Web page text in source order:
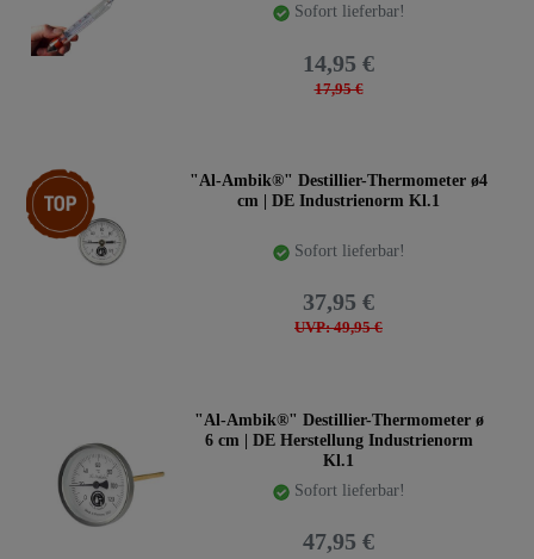
Sofort lieferbar!
17,95 €
14,95 €
Top-Artikel
"Al-Ambik®" Destillier-Thermometer ø4
cm | DE Industrienorm Kl.1
Sofort lieferbar!
UVP: 49,95 €
37,95 €
"Al-Ambik®" Destillier-Thermometer ø
6 cm | DE Herstellung Industrienorm
Kl.1
Sofort lieferbar!
47,95 €